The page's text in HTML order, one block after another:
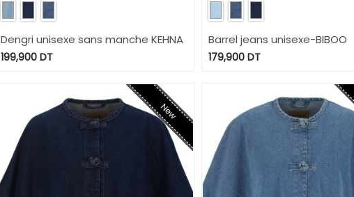
Dengri unisexe sans manche KEHNA
199,900DT
Barrel jeans unisexe-BIBOO
179,900DT
New